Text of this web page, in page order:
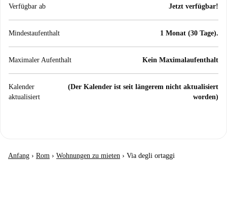
Verfügbar ab Jetzt verfügbar!
Mindestaufenthalt 1 Monat (30 Tage).
Maximaler Aufenthalt Kein Maximalaufenthalt
Kalender
aktualisiert
(Der Kalender ist seit längerem nicht aktualisiert
worden)
Anfang › Rom › Wohnungen zu mieten › Via degli ortaggi